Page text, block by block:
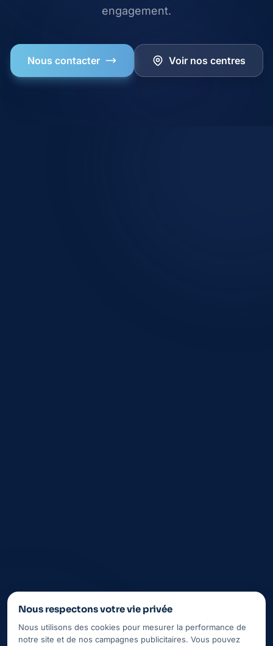
engagement.
Nous contacter Voir nos centres
Nous respectons votre vie privée
Nous utilisons des cookies pour mesurer la performance de
notre site et de nos campagnes publicitaires. Vous pouvez